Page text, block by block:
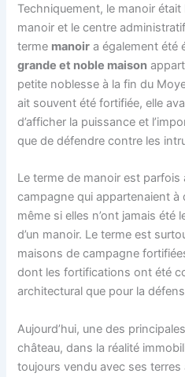
Techniquement, le manoir
manoir et le centre
terme manoir a également été
grande et noble maison
petite noblesse à la fin du
ait souvent été fortifiée, elle
d’afficher la puissance et
que de défendre contre les
Le terme de manoir est
campagne qui appartenaient à
même si elles n’ont jamais été
d’un manoir. Le terme est
maisons de campagne
dont les fortifications ont été
architectural que pour la
Aujourd’hui, une des
château, dans la réalité
toujours vendu avec ses